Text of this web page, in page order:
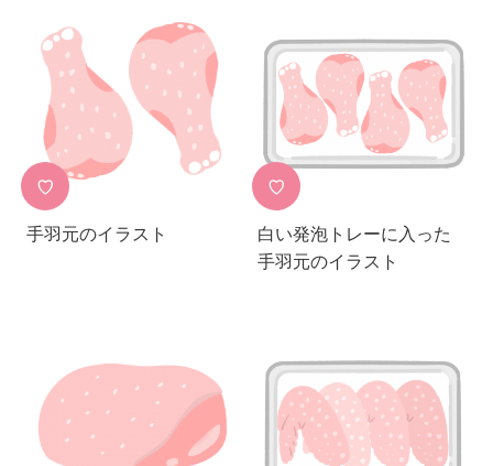
♡
手羽元のイラスト
♡
白い発泡トレーに入った
手羽元のイラスト